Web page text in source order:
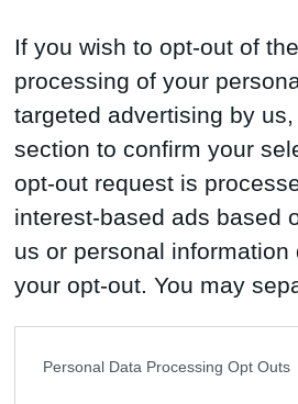
If you wish to opt-out of
processing of your
targeted advertising by
section to confirm your
opt-out request is
interest-based ads based
us or personal
your opt-out. You may
Personal Data Processing Opt Outs